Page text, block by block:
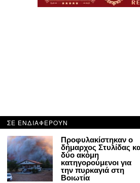
ΣΕ ΕΝΔΙΑΦΕΡΟΥΝ
Προφυλακίστηκαν ο
δήμαρχος Στυλίδας
δύο ακόμη
κατηγορούμενοι για
την πυρκαγιά στη
Βοιωτία